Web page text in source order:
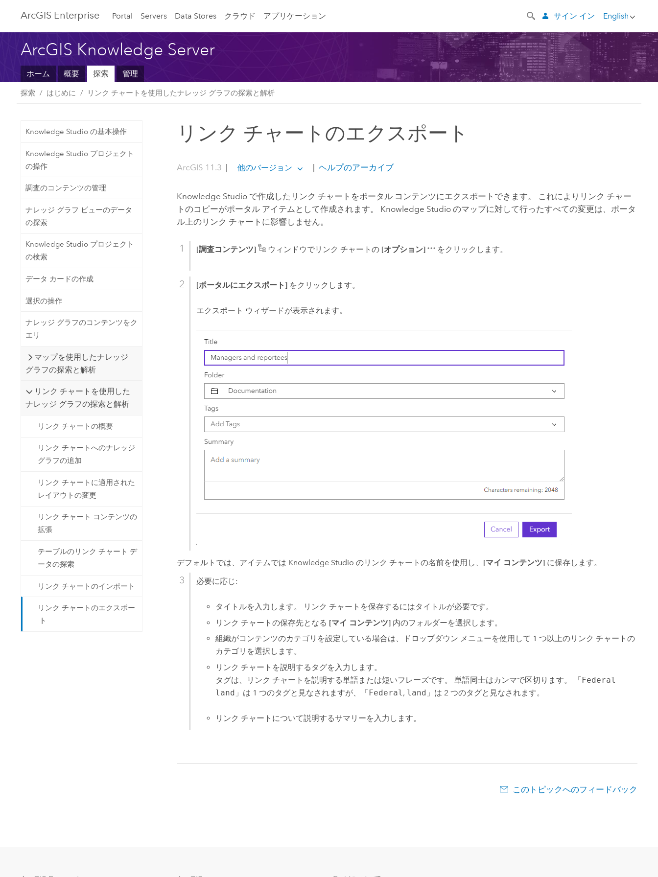
ArcGIS Enterprise Portal Servers Data Stores クラウド アプリケーション English
サイン イン
ArcGIS Knowledge Server
ホーム 概要 探索 管理
探索 はじめに リンク チャートを使用したナレッジ グラフの探索と解析
Knowledge Studio の基本操作
Knowledge Studio プロジェクト
の操作
調査のコンテンツの管理
ナレッジ グラフ ビューのデータ
の探索
Knowledge Studio プロジェクト
の検索
データ カードの作成
選択の操作
ナレッジ グラフのコンテンツをク
エリ
マップを使用したナレッジ
グラフの探索と解析
リンク チャートを使用した
ナレッジ グラフの探索と解析
リンク チャートの概要
リンク チャートへのナレッジ
グラフの追加
リンク チャートに適用された
レイアウトの変更
リンク チャート コンテンツの
拡張
テーブルのリンク チャート デ
ータの探索
リンク チャートのインポート
リンク チャートのエクスポー
ト
リンク チャートのエクスポート
ArcGIS 11.3 | 他のバージョン | ヘルプのアーカイブ
Knowledge Studio で作成したリンク チャートをポータル コンテンツにエクスポートできます。 これによりリンク チャー
トのコピーがポータル アイテムとして作成されます。 Knowledge Studio のマップに対して行ったすべての変更は、ポータ
ル上のリンク チャートに影響しません。
[調査コンテンツ] ウィンドウでリンク チャートの [オプション] をクリックします。
[ポータルにエクスポート] をクリックします。
エクスポート ウィザードが表示されます。
デフォルトでは、アイテムでは Knowledge Studio のリンク チャートの名前を使用し、 [マイ コンテンツ] に保存します。
必要に応じ:
タイトルを入力します。 リンク チャートを保存するにはタイトルが必要です。
リンク チャートの保存先となる [マイ コンテンツ]内のフォルダーを選択します。
組織がコンテンツのカテゴリを設定している場合は、ドロップダウン メニューを使用して 1 つ以上のリンク チャートの
カテゴリを選択します。
リンク チャートを説明するタグを入力します。
タグは、リンク チャートを説明する単語または短いフレーズです。 単語同士はカンマで区切ります。 「Federal
land 」は 1 つのタグと見なされますが、「Federal, land 」は 2 つのタグと見なされます。
リンク チャートについて説明するサマリーを入力します。
このトピックへのフィードバック